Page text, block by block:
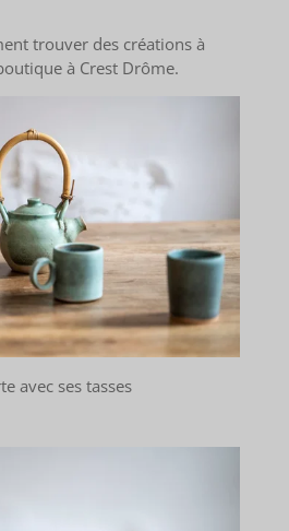
trouver des créations à
à Crest Drôme.
avec ses tasses